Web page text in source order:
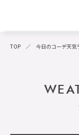
TOP 今日のコーデ天気